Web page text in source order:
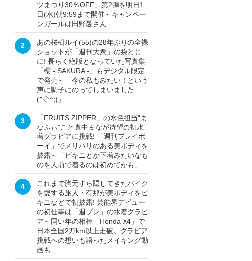
ツまつり30％OFF」第2弾を明日1
日(水)朝9:59まで開催～キャンペー
ンガールは田野憂さん
2
あの桜樹ルイ(55)の28年ぶりの全裸
ショットが「週刊大衆」の袋とじ
に! 長らく絶版となっていた写真集
「櫻 - SAKURA -」もデジタル限定
で発売～「今の私もみたい！という
声に調子にのってしまいました
(^◇^;)」
3
「FRUITS ZIPPER」の水色担当“ま
なふぃ”こと真中まなが待望の初水
着グラビアに挑戦! 「週刊プレイボ
ーイ」でメリハリのある美ボディを
披露～「ビキニとか下着みたいなも
のを人前で着るのは初めてかも」
4
これまで胸元すら隠してきたバイク
を愛する旅人・有那が美ボディをビ
キニなどで初披露! 芸能界デビュー
の初仕事は「週プレ」の水着グラビ
ア～同い年の相棒「Honda X4」で
日本全国2万km以上走破。グラビア
挑戦への想いも語ったメイキング動
画も